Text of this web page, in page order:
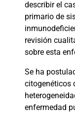
describir el
primario de
revisión
sobre esta
Se ha
citogenéticos
enfermedad